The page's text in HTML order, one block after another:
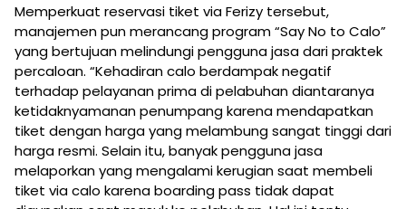
Memperkuat reservasi tiket via Ferizy tersebut,
manajemen pun merancang program “Say No to Calo”
yang bertujuan melindungi pengguna jasa dari praktek
percaloan. “Kehadiran calo berdampak negatif
terhadap pelayanan prima di pelabuhan diantaranya
ketidaknyamanan penumpang karena mendapatkan
tiket dengan harga yang melambung sangat tinggi dari
harga resmi. Selain itu, banyak pengguna jasa
melaporkan yang mengalami kerugian saat membeli
tiket via calo karena boarding pass tidak dapat